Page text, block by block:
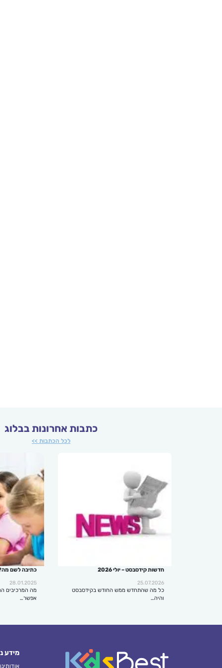
כתבות אחרונות בבלוג
לכל הכתבות >>
חדשות קידסבסט – יולי 2026
25.07.2026
כל מה שהתחדש ממש החודש בקידסבסט
והיה…
כתיבה לשם
28.01.2025
מה המרכיבים
אפשר…
מידע
אודותינו